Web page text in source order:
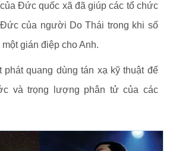
Đức quốc xã đã giúp các tổ chức
của người Do Thái trong khi số
gián điệp cho Anh.
quang dùng tán xạ kỹ thuật để
và trọng lượng phân tử của các